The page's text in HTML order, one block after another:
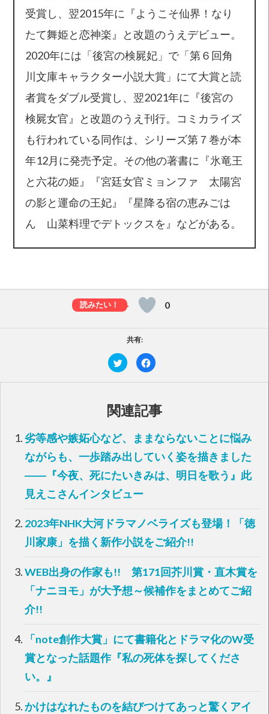
受賞し、翌2015年に『ようこそ仙界！なり
たて舞姫と恋神楽』と改題のうえデビュー。
2020年には「後宮の検屍妃」で「第６回角
川文庫キャラクター小説大賞」にて大賞と読
者賞をダブル受賞し、翌2021年に『後宮の
検屍女官』と改題のうえ刊行。コミカライズ
も行われている同作は、シリーズ第７巻が本
年12月に発売予定。その他の著書に『氷竜王
と六花の姫』『宮廷女官ミョンファ 太陽宮
の影と運命の王妃』『星降る宿の恵みごは
ん 山菜料理でデトックスを』などがある。
0
共有:
ク
リ
ク
T
w
i
e
r
で
共
(
新
し
い
ィ
ン
ド
で
開
き
F
a
e
o
k
で
有
す
る
に
は
ク
リ
ッ
く
だ
さ
(
新
し
ウ
ィ
ン
ド
ウ
ま
す
)
関連記事
劣等感や嫉妬心など、ままならないことに悩み
ながらも、一歩踏み出していく姿を描きました
――『今夜、死にたいきみは、明日を歌う』此
見えこさんインタビュー
2023年NHK大河ドラマノベライズも登場！「徳
川家康」を描く新作小説をご紹介!!
WEB出身の作家も!! 第171回芥川賞・直木賞を
「ナニヨモ」が大予想～候補作をまとめてご紹
介!!
「note創作大賞」にて書籍化とドラマ化のW受
賞となった話題作『私の死体を探してくださ
い。』
かけはなれたものを結びつけてあっと驚くアイ